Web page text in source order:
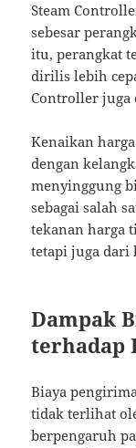
Steam
sebesar
itu, perangkat
dirilis lebih
Controller juga
Kenaikan
dengan
menyinggung
sebagai salah
tekanan harga
tetapi juga dari
Dampak
terhadap
Biaya
tidak terlihat
berpengaruh